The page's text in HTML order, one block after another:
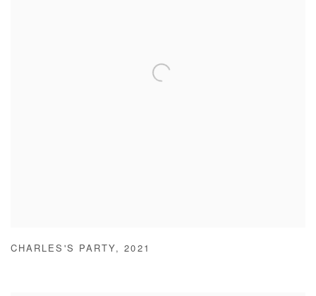
CHARLES'S PARTY ,2021